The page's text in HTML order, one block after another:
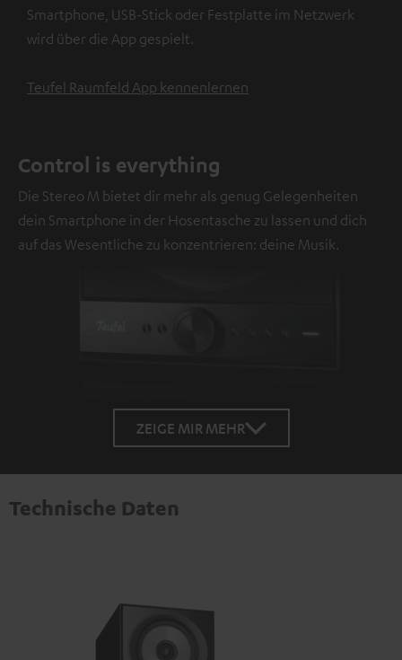
Smartphone, USB-Stick oder Festplatte im Netzwerk
wird über die App gespielt.
Teufel Raumfeld App kennenlernen
Control is everything
Die Stereo M bietet dir mehr als genug Gelegenheiten
dein Smartphone in der Hosentasche zu lassen und dich
auf das Wesentliche zu konzentrieren: deine Musik.
ZEIGE MIR MEHR
Technische Daten